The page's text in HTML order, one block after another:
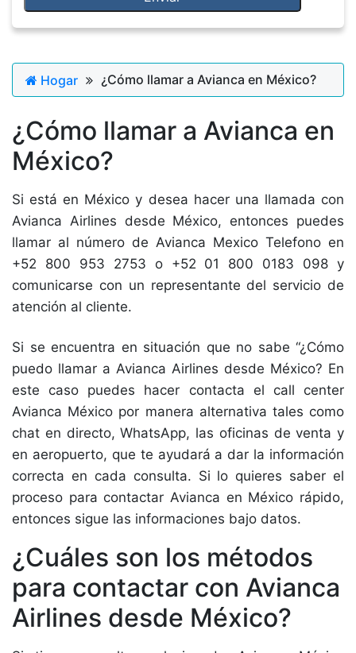
Hogar ¿Cómo llamar a Avianca en México?
¿Cómo llamar a Avianca en
México?
Si está en México y desea hacer una llamada con
Avianca Airlines desde México, entonces puedes
llamar al número de Avianca Mexico Telefono en
+52 800 953 2753 o +52 01 800 0183 098 y
comunicarse con un representante del servicio de
atención al cliente.
Si se encuentra en situación que no sabe “¿Cómo
puedo llamar a Avianca Airlines desde México? En
este caso puedes hacer contacta el call center
Avianca México por manera alternativa tales como
chat en directo, WhatsApp, las oficinas de venta y
en aeropuerto, que te ayudará a dar la información
correcta en cada consulta. Si lo quieres saber el
proceso para contactar Avianca en México rápido,
entonces sigue las informaciones bajo datos.
¿Cuáles son los métodos
para contactar con Avianca
Airlines desde México?